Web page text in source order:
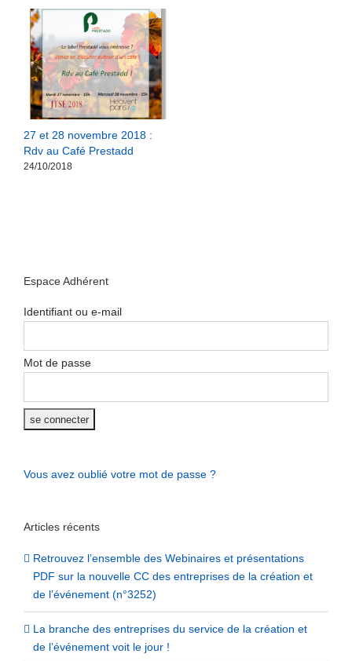
27 et 28 novembre 2018 :
Rdv au Café Prestadd
24/10/2018
Espace Adhérent
Identifiant ou e-mail
Mot de passe
Vous avez oublié votre mot de passe ?
Articles récents
Retrouvez l’ensemble des Webinaires et présentations
PDF sur la nouvelle CC des entreprises de la création et
de l’événement (n°3252)
La branche des entreprises du service de la création et
de l’événement voit le jour !